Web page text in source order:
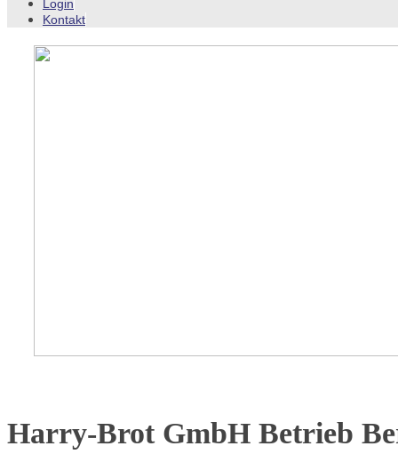
Login
Kontakt
Harry-Brot GmbH Betrieb